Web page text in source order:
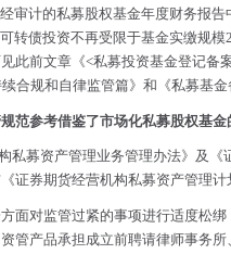
审计的私募股权基金年度财务报告
转债投资不再受限于基金实缴规模
此前文章《<私募投资基金登记备
合规和自律监管篇》 和 《私募基
范参考借鉴了市场化私募股权基
私募资产管理业务管理办法》及
证券期货经营机构私募资产管理计
面对监管过紧的事项进行适度
管产品承担成立前聘请律师事务